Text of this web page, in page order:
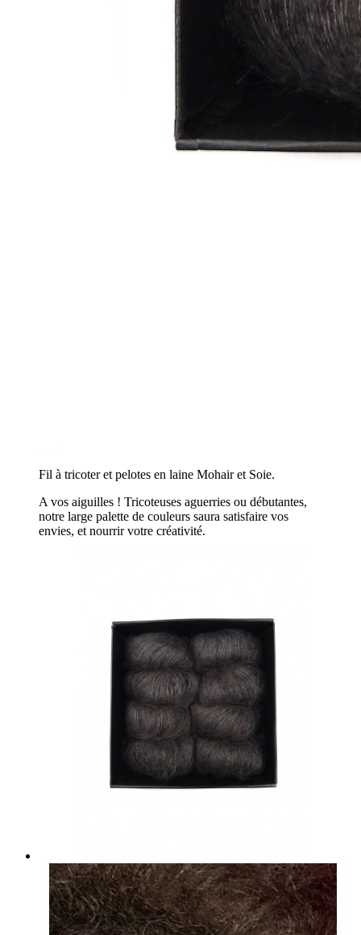
Fil à tricoter et pelotes en laine Mohair et Soie.
A vos aiguilles ! Tricoteuses aguerries ou débutantes,
notre large palette de couleurs saura satisfaire vos
envies, et nourrir votre créativité.